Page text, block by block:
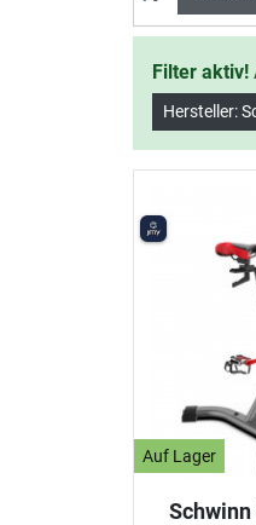
Filter aktiv!
Hersteller:
Auf Lager
Schwinn